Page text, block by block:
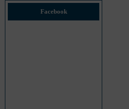
Facebook